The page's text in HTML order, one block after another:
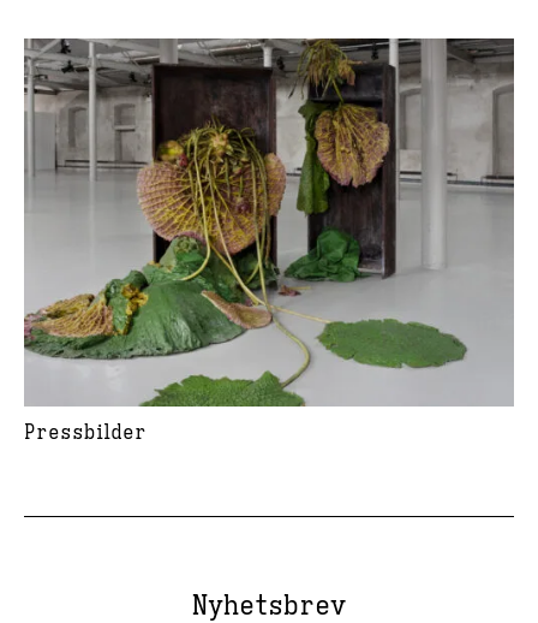
Pressbilder
Nyhetsbrev